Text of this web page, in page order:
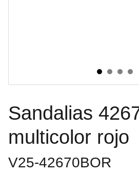
Sandalias
multicolor rojo
V25-42670BOR